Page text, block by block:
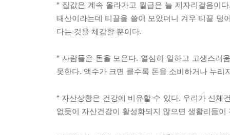
* 집값은 계속 올라가고 월급은 늘 제자리걸음이
태산이라는데 티끌을 쓸어 모았더니 겨우 티끌 덩
다는 것을 체감할 뿐이다.
* 사람들은 돈을 모은다. 열심히 일하고 고생스러
못한다. 액수가 크면 클수록 돈을 소비하거나 누리
* 자산상황은 건강에 비유할 수 있다. 우리가 신체
없듯이 자산건강이 활성화되지 않으면 생활리듬